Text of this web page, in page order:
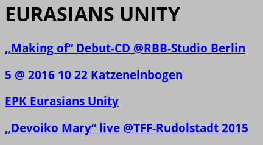
EURASIANS UNITY
„Making of“ Debut-CD @RBB-Studio Berlin
5 @ 2016 10 22 Katzenelnbogen
EPK Eurasians Unity
„Devoiko Mary“ live @TFF-Rudolstadt 2015